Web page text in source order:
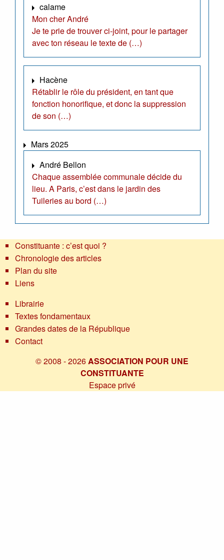
calame
Mon cher André
Je te prie de trouver ci-joint, pour le partager
avec ton réseau le texte de (…)
Hacène
Rétablir le rôle du président, en tant que
fonction honorifique, et donc la suppression
de son (…)
Mars 2025
André Bellon
Chaque assemblée communale décide du
lieu. A Paris, c’est dans le jardin des
Tuileries au bord (…)
Constituante : c’est quoi ?
Chronologie des articles
Plan du site
Liens
Librairie
Textes fondamentaux
Grandes dates de la République
Contact
© 2008 - 2026ASSOCIATION POUR UNE
CONSTITUANTE
Espace privé